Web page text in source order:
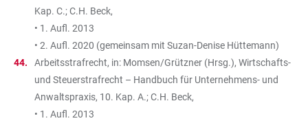
Kap. C.; C.H. Beck,
• 1. Aufl. 2013
• 2. Aufl. 2020 (gemeinsam mit Suzan-Denise Hüttemann)
Arbeitsstrafrecht, in: Momsen/Grützner (Hrsg.), Wirtschafts-
und Steuerstrafrecht – Handbuch für Unternehmens- und
Anwaltspraxis, 10. Kap. A.; C.H. Beck,
• 1. Aufl. 2013